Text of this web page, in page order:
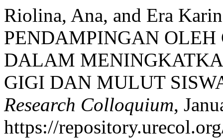
Riolina, Ana, and Era
PENDAMPINGAN
DALAM
GIGI DAN MULUT
Research Colloquium,
https://